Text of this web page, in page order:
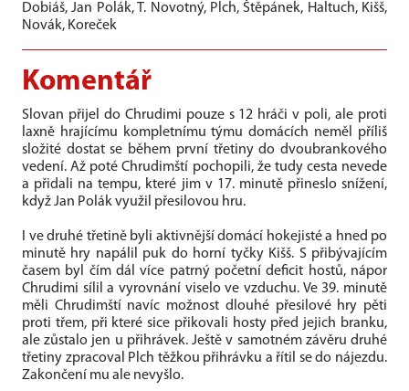
Dobiáš, Jan Polák, T. Novotný, Plch, Štěpánek, Haltuch, Kišš,
Novák, Koreček
Komentář
Slovan přijel do Chrudimi pouze s 12 hráči v poli, ale proti
laxně hrajícímu kompletnímu týmu domácích neměl příliš
složité dostat se během první třetiny do dvoubrankového
vedení. Až poté Chrudimští pochopili, že tudy cesta nevede
a přidali na tempu, které jim v 17. minutě přineslo snížení,
když Jan Polák využil přesilovou hru.
I ve druhé třetině byli aktivnější domácí hokejisté a hned po
minutě hry napálil puk do horní tyčky Kišš. S přibývajícím
časem byl čím dál více patrný početní deficit hostů, nápor
Chrudimi sílil a vyrovnání viselo ve vzduchu. Ve 39. minutě
měli Chrudimští navíc možnost dlouhé přesilové hry pěti
proti třem, při které sice přikovali hosty před jejich branku,
ale zůstalo jen u přihrávek. Ještě v samotném závěru druhé
třetiny zpracoval Plch těžkou přihrávku a řítil se do nájezdu.
Zakončení mu ale nevyšlo.